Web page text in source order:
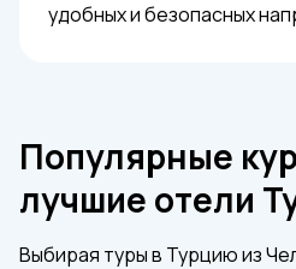
удобных и безопасных
Популярные
лучшие отели
Выбирая туры в Турцию из